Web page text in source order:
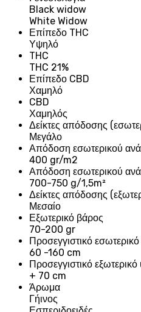
Black widow
White Widow
Επίπεδο THC
Υψηλό
THC
THC 21%
Επίπεδο CBD
Χαμηλό
CBD
Χαμηλός
Δείκτες απόδοσης
Μεγάλο
Απόδοση εσωτερικού
400 gr/m2
Απόδοση εσωτερικού
700-750 g/1,5m²
Δείκτες απόδοσης
Μεσαίο
Εξωτερικό βάρος
70-200 gr
Προσεγγιστικό
60 -160 cm
Προσεγγιστικό
+ 70 cm
Άρωμα
Γήινος